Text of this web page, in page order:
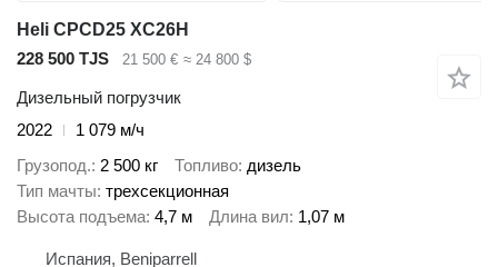
Heli CPCD25 XC26H
228 500 TJS
21 500 € ≈ 24 800 $
Дизельный погрузчик
2022
1 079 м/ч
Грузопод. 2 500 кг Топливо дизель
Тип мачты трехсекционная
Высота подъема 4,7 м Длина вил 1,07 м
Испания, Beniparrell